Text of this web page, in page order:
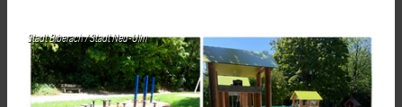
Stadt Biberach / Stadt Neu-Ulm